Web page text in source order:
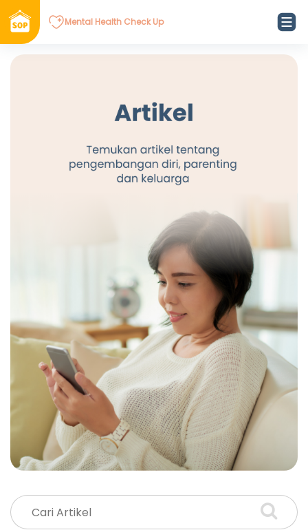
Mental Health Check Up